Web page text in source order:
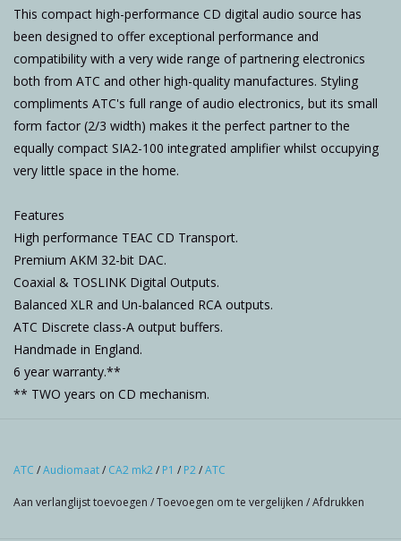
This compact high-performance CD digital audio source has
been designed to offer exceptional performance and
compatibility with a very wide range of partnering electronics
both from ATC and other high-quality manufactures. Styling
compliments ATC's full range of audio electronics, but its small
form factor (2/3 width) makes it the perfect partner to the
equally compact SIA2-100 integrated amplifier whilst occupying
very little space in the home.
Features
High performance TEAC CD Transport.
Premium AKM 32-bit DAC.
Coaxial & TOSLINK Digital Outputs.
Balanced XLR and Un-balanced RCA outputs.
ATC Discrete class-A output buffers.
Handmade in England.
6 year warranty.**
** TWO years on CD mechanism.
ATC /Audiomaat/ CA2 mk2/ P1 / P2/ATC
Aan verlanglijst toevoegen /Toevoegen om te vergelijken /Afdrukken